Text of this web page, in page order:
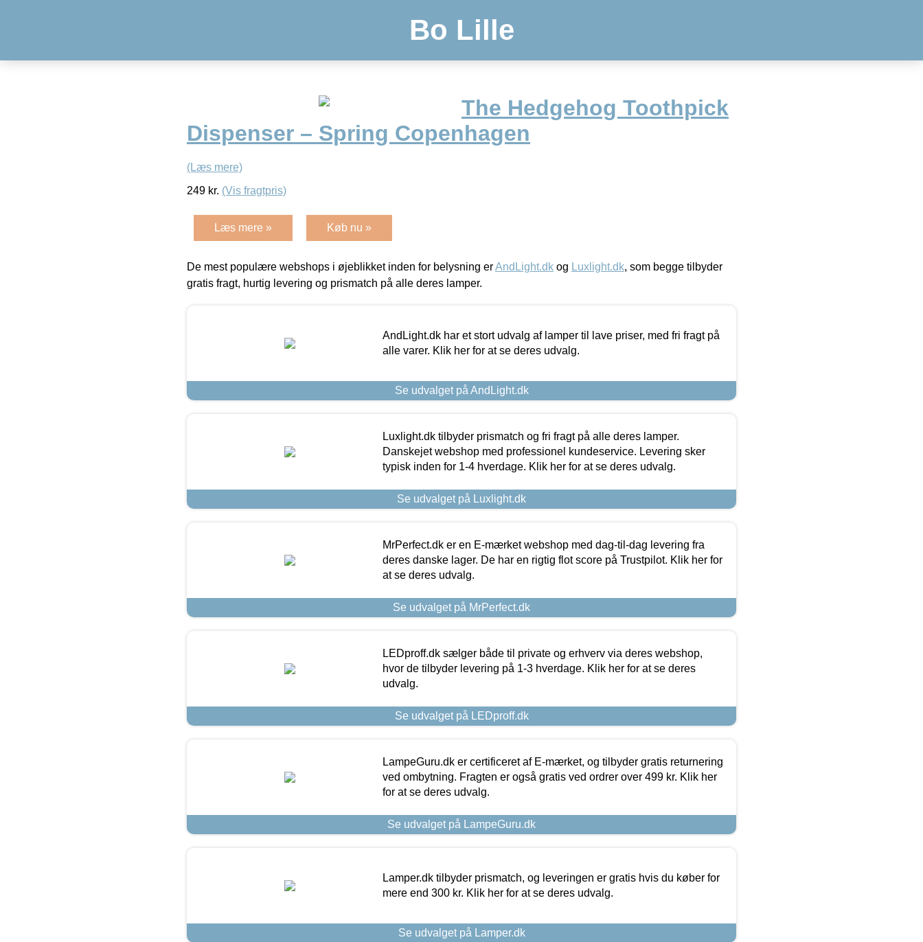
Bo Lille
The Hedgehog Toothpick
Dispenser – Spring Copenhagen
(Læs mere)
249 kr. (Vis fragtpris)
Læs mere » Køb nu »
De mest populære webshops i øjeblikket inden for belysning erAndLight.dk og Luxlight.dk, som begge tilbyder
gratis fragt, hurtig levering og prismatch på alle deres lamper.
AndLight.dk har et stort udvalg af lamper til lave priser, med fri fragt på
alle varer. Klik her for at se deres udvalg.
Se udvalget på AndLight.dk
Luxlight.dk tilbyder prismatch og fri fragt på alle deres lamper.
Danskejet webshop med professionel kundeservice. Levering sker
typisk inden for 1-4 hverdage. Klik her for at se deres udvalg.
Se udvalget på Luxlight.dk
MrPerfect.dk er en E-mærket webshop med dag-til-dag levering fra
deres danske lager. De har en rigtig flot score på Trustpilot. Klik her for
at se deres udvalg.
Se udvalget på MrPerfect.dk
LEDproff.dk sælger både til private og erhverv via deres webshop,
hvor de tilbyder levering på 1-3 hverdage. Klik her for at se deres
udvalg.
Se udvalget på LEDproff.dk
LampeGuru.dk er certificeret af E-mærket, og tilbyder gratis returnering
ved ombytning. Fragten er også gratis ved ordrer over 499 kr. Klik her
for at se deres udvalg.
Se udvalget på LampeGuru.dk
Lamper.dk tilbyder prismatch, og leveringen er gratis hvis du køber for
mere end 300 kr. Klik her for at se deres udvalg.
Se udvalget på Lamper.dk